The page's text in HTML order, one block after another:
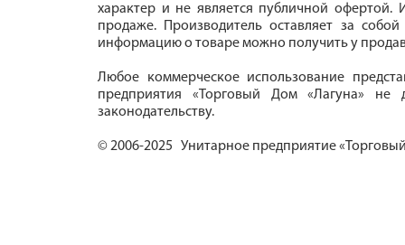
характер и не является публичной офертой.
продаже. Производитель оставляет за
информацию о товаре можно получить у
Любое коммерческое использование
предприятия «Торговый Дом «Лагуна» не
законодательству.
© 2006-2025 Унитарное предприятие